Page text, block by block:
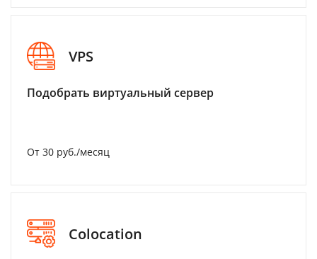
VPS
Подобрать виртуальный сервер
От 30 руб./месяц
Colocation